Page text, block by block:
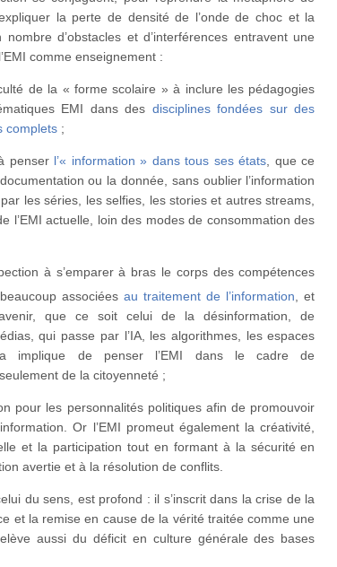
la perte de densité de l’onde de choc et la
nombre d’obstacles et d’interférences entravent une
comme enseignement :
de la « forme scolaire » à inclure les pédagogies
EMI dans des disciplines fondées sur des
complets ;
penser l’« information » dans tous ses états, que ce
ou la donnée, sans oublier l’information
les séries, les selfies, les stories et autres streams,
l’EMI actuelle, loin des modes de consommation des
à s’emparer à bras le corps des compétences
associéesau traitement de l’information , et
que ce soit celui de la désinformation, de
qui passe par l’IA, les algorithmes, les espaces
implique de penser l’EMI dans le cadre de
de la citoyenneté ;
pour les personnalités politiques afin de promouvoir
Or l’EMI promeut également la créativité,
et la participation tout en formant à la sécurité en
avertie et à la résolution de conflits.
du sens, est profond : il s’inscrit dans la crise de la
et la remise en cause de la vérité traitée comme une
aussi du déficit en culture générale des bases